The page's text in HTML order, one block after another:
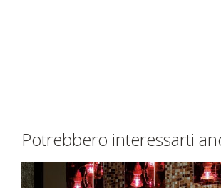
Potrebbero interessarti